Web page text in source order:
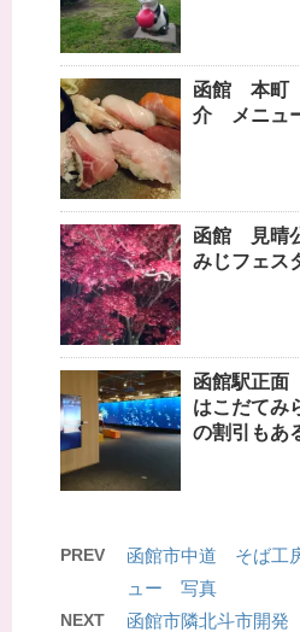
函館 本
介 メニュ
函館 見晴
みじフェ
函館駅正
はこだて
の割引も
PREV
函館市中道 そば
ュー 写真
NEXT
函館市隣北斗市開